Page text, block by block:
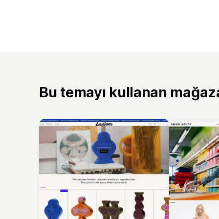
Bu temayı kullanan